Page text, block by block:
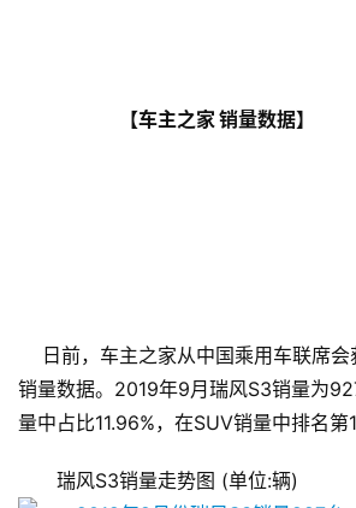
                            【车主之家 销量数据】
销量数据。2019年9月瑞风S3销量为
量中占比11.96%，在SUV销量中排名第
瑞风S3销量走势图 (单位:辆)